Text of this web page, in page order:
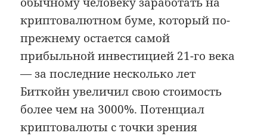
криптовалютном буме, который по-
прежнему остается самой
прибыльной инвестицией 21-го века
— за последние несколько лет
Биткойн увеличил свою стоимость
более чем на 3000%. Потенциал
криптовалюты с точки зрения